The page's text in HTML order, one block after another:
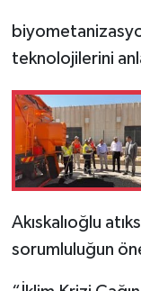
teknolojilerini
Akıskalıoğlu
sorumluluğun